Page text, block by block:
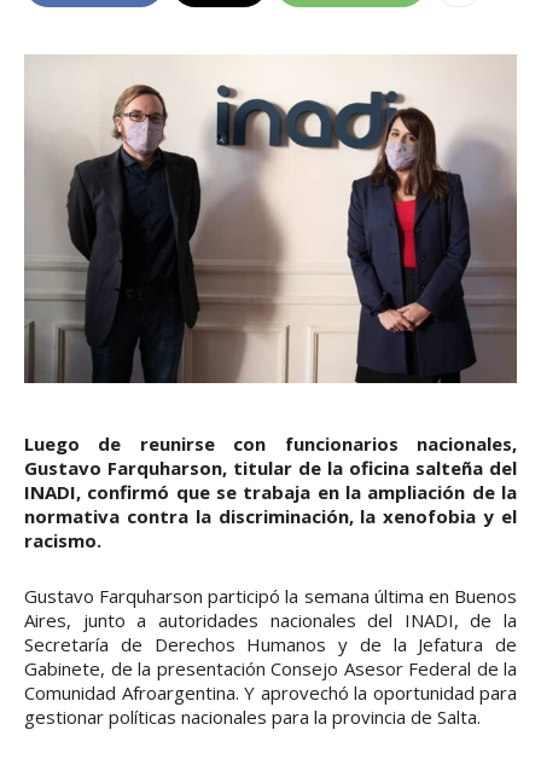
Luego de reunirse con funcionarios nacionales,
Gustavo Farquharson, titular de la oficina salteña del
INADI, confirmó que se trabaja en la ampliación de la
normativa contra la discriminación, la xenofobia y el
racismo.
Gustavo Farquharson participó la semana última en Buenos
Aires, junto a autoridades nacionales del INADI, de la
Secretaría de Derechos Humanos y de la Jefatura de
Gabinete, de la presentación Consejo Asesor Federal de la
Comunidad Afroargentina. Y aprovechó la oportunidad para
gestionar políticas nacionales para la provincia de Salta.